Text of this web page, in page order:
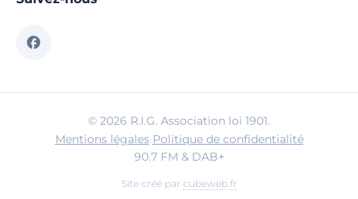
© 2026 R.I.G. Association loi 1901.
Mentions légales·Politique de confidentialité
90.7 FM & DAB+
Site créé par cubeweb.fr